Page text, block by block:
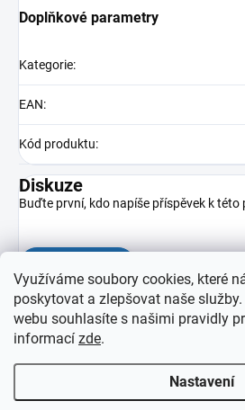
Využíváme soubory cookies, které
poskytovat a zlepšovat naše
webu souhlasíte s našimi pravidly
informací zde.
Nastavení
Doplňkové parametry
Kategorie:
EAN:
Kód produktu:
Diskuze
Buďte první, kdo napíše příspěvek k této